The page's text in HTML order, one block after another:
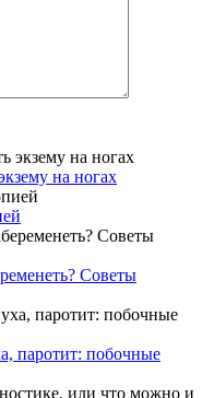
на ногах
Советы
паротит: побочные